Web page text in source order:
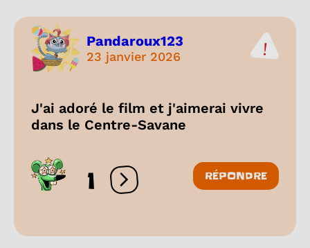
Pandaroux123
23 janvier 2026
J'ai adoré le film et j'aimerai vivre
dans le Centre-Savane
1 Ouvrir les réactions
RÉPONDRE